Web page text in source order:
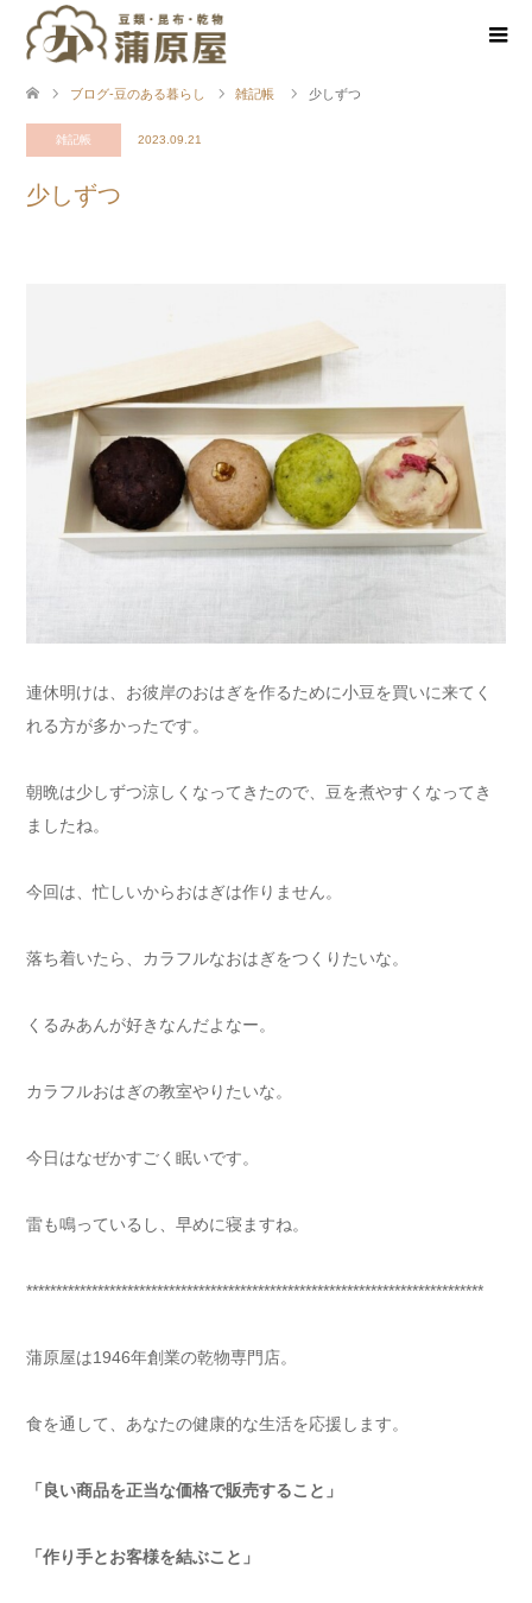
ブログ-豆のある暮らし 雑記帳 少しずつ
雑記帳 2023.09.21
少しずつ
連休明けは、お彼岸のおはぎを作るために小豆を買いに来てく
れる方が多かったです。
朝晩は少しずつ涼しくなってきたので、豆を煮やすくなってき
ましたね。
今回は、忙しいからおはぎは作りません。
落ち着いたら、カラフルなおはぎをつくりたいな。
くるみあんが好きなんだよなー。
カラフルおはぎの教室やりたいな。
今日はなぜかすごく眠いです。
雷も鳴っているし、早めに寝ますね。
*****************************************************************************
蒲原屋は1946年創業の乾物専門店。
食を通して、あなたの健康的な生活を応援します。
「良い商品を正当な価格で販売すること」
「作り手とお客様を結ぶこと」